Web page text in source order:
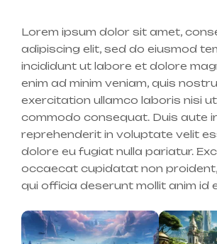
Lorem ipsum dolor sit amet,
adipiscing elit, sed do eiusmod
incididunt ut labore et dolore
enim ad minim veniam, quis
exercitation ullamco laboris nisi
commodo consequat. Duis aute
reprehenderit in voluptate velit
dolore eu fugiat nulla pariatur.
occaecat cupidatat non
qui officia deserunt mollit anim id